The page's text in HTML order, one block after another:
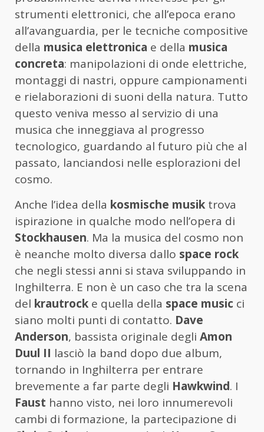
strumenti elettronici, che all’epoca erano
all’avanguardia, per le tecniche compositive
della musica elettronica e della musica
concreta: manipolazioni di onde elettriche,
montaggi di nastri, oppure campionamenti
e rielaborazioni di suoni della natura. Tutto
questo veniva messo al servizio di una
musica che inneggiava al progresso
tecnologico, guardando al futuro più che al
passato, lanciandosi nelle esplorazioni del
cosmo.
Anche l’idea della kosmische musik trova
ispirazione in qualche modo nell’opera di
Stockhausen. Ma la musica del cosmo non
è neanche molto diversa dallo space rock
che negli stessi anni si stava sviluppando in
Inghilterra. E non è un caso che tra la scena
del krautrock e quella della space music ci
siano molti punti di contatto. Dave
Anderson, bassista originale degli Amon
Duul II lasciò la band dopo due album,
tornando in Inghilterra per entrare
brevemente a far parte degli Hawkwind. I
Faust hanno visto, nei loro innumerevoli
cambi di formazione, la partecipazione di